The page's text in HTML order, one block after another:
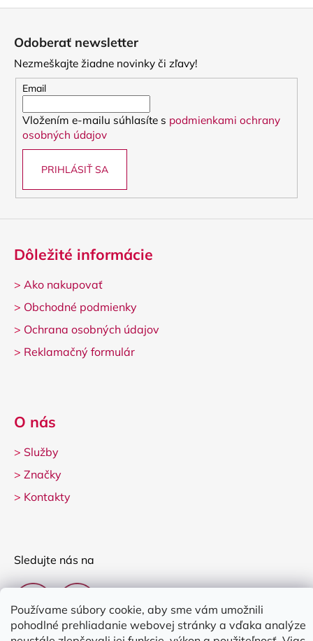
Používame súbory cookie, aby sme vám umožnili
pohodlné prehliadanie webovej stránky a vďaka analýze
Odoberať newsletter
Nezmeškajte žiadne novinky či zľavy!
Email
Vložením e-mailu súhlasíte s podmienkami ochrany
osobných údajov
PRIHLÁSIŤ SA
Dôležité informácie
> Ako nakupovať
> Obchodné podmienky
> Ochrana osobných údajov
> Reklamačný formulár
O nás
> Služby
> Značky
> Kontakty
Sledujte nás na